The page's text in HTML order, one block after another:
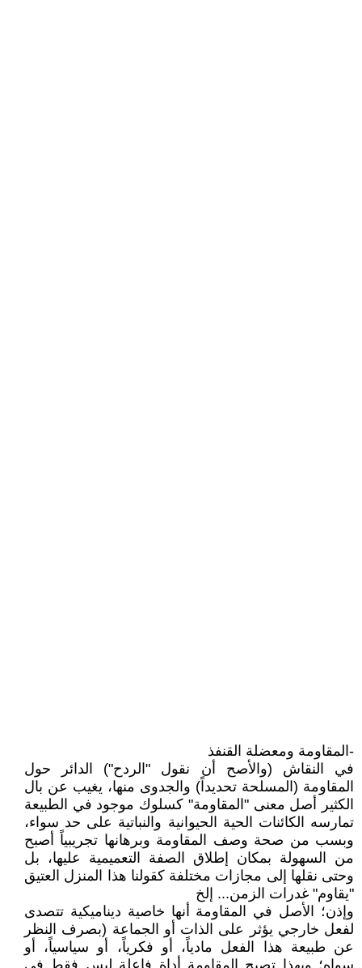
-المقاومة ومعضلة القنفذ
في النقاش (والأصح أن نقول "الردح") الدائر حول
المقاومة (المسلحة تحديداً) والجدوى منها، يغيب عن بال
الكثير أصل معنى "المقاومة" كسلوك موجود في الطبيعة
تمارسه الكائنات الحية الحيوانية والنباتية على حد سواء،
وبسب من صحة وصف المقاومة وبرهانها تجريبياً أصبح
من السهولة بمكان إطلاق الصفة التعميمية عليها، بل
وحتى نقلها إلى مجازات مختلفة كقولنا هذا المنزل العتيق
"يقاوم" غدرات الزمن... إلخ
وإذن؛ الأصل في المقاومة أنها خاصية ديناميكية تتصدى
لفعل خارجي يؤثر على الذات أو الجماعة (بصرف النظر
عن طبيعة هذا الفعل مادياً، أو فكرياً، أو سياسياً، أو